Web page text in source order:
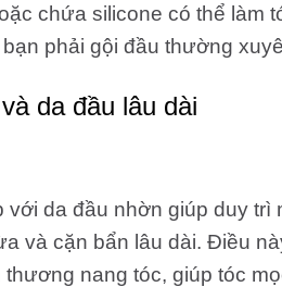
chứa silicone có thể làm
phải gội đầu thường
da đầu lâu dài
da đầu nhờn giúp duy trì
và cặn bẩn lâu dài. Điều
nang tóc, giúp tóc